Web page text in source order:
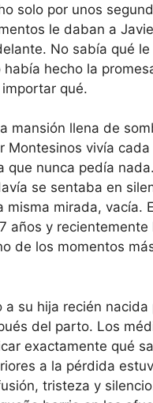
solo por unos
le daban a
No sabía qué
hecho la
qué.
mansión llena de
Montesinos vivía
que nunca pedía
se sentaba en
misma mirada, vacía.
años y recientemente
de los momentos
a su hija recién nacida
del parto. Los
exactamente qué
a la pérdida
tristeza y